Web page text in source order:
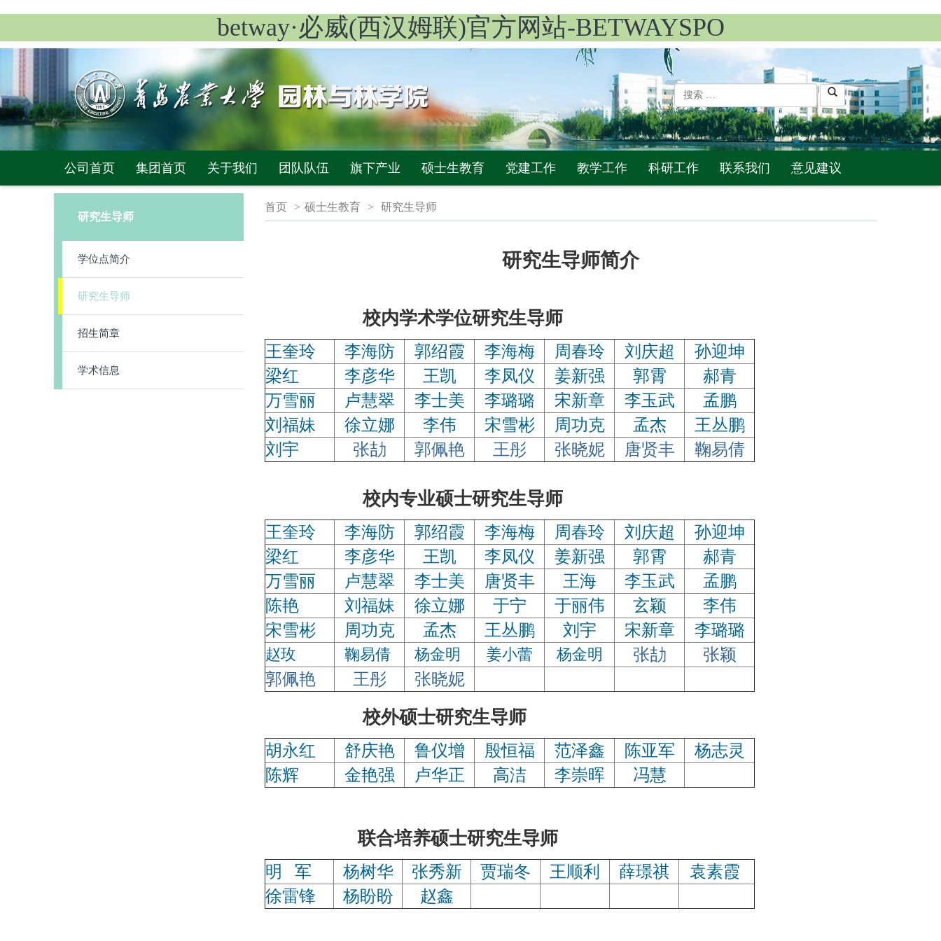
betway·必威(西汉姆联)官方网站-BETWAYSPO
公司首页 集团首页 关于我们 团队队伍 旗下产业 硕士生教育 党建工作 教学工作 科研工作 联系我们 意见建议
研究生导师
学位点简介
研究生导师
招生简章
学术信息
首页 > 硕士生教育 > 研究生导师
研究生导师简介
校内学术学位研究生导师
王奎玲 李海防 郭绍霞 李海梅 周春玲 刘庆超
孙迎坤
梁红
李彦华 王凯 李凤仪 姜新强 郭霄
郝青
万雪丽
卢慧翠 李士美 李璐璐 宋新章 李玉武
孟鹏
刘福妹
徐立娜 李伟 宋雪彬 周功克 孟杰
王丛鹏
刘宇
张劼 郭佩艳 王彤 张晓妮 唐贤丰 鞠易倩
校内专业硕士研究生导师
王奎玲 李海防 郭绍霞 李海梅 周春玲 刘庆超
孙迎坤
梁红
李彦华 王凯 李凤仪 姜新强 郭霄
郝青
万雪丽
卢慧翠 李士美 唐贤丰 王海 李玉武
孟鹏
陈艳
刘福妹 徐立娜 于宁 于丽伟 玄颖
李伟
宋雪彬
周功克 孟杰 王丛鹏 刘宇 宋新章 李璐璐
赵玫 鞠易倩 杨金明 姜小蕾 杨金明 张劼
张颖
郭佩艳
王彤 张晓妮
校外硕士研究生导师
胡永红 舒庆艳 鲁仪增 殷恒福 范泽鑫 陈亚军
杨志灵
陈辉
金艳强 卢华正 高洁 李崇晖 冯慧
联合培养硕士研究生导师
明 军 杨树华 张秀新 贾瑞冬 王顺利 薛璟祺
袁素霞
徐雷锋
杨盼盼 赵鑫